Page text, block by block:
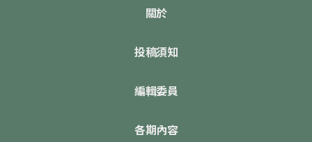
關於
投稿須知
編輯委員
各期內容